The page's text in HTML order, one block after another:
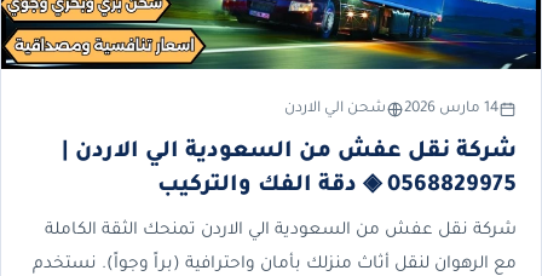
14 مارس 2026 شحن الي الاردن
شركة نقل عفش من السعودية الي الاردن |
0568829975 ◈ دقة الفك والتركيب
شركة نقل عفش من السعودية الي الاردن تمنحك الثقة الكاملة
مع الرهوان لنقل أثاث منزلك بأمان واحترافية (براً وجواً). نستخدم